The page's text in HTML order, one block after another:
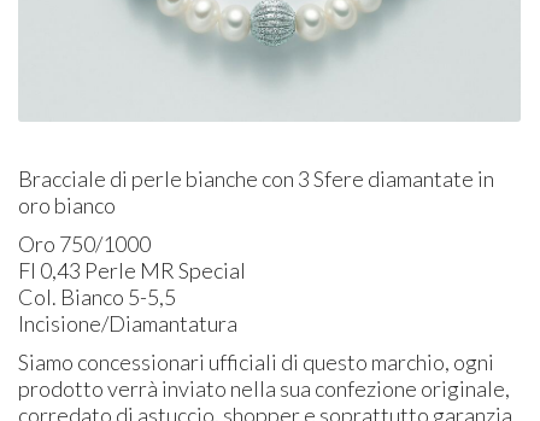
Bracciale di perle bianche con 3 Sfere diamantate in
oro bianco
Oro 750/1000
Fl 0,43 Perle MR Special
Col. Bianco 5-5,5
Incisione/Diamantatura
Siamo concessionari ufficiali di questo marchio, ogni
prodotto verrà inviato nella sua confezione originale,
corredato di astuccio, shopper e soprattutto garanzia